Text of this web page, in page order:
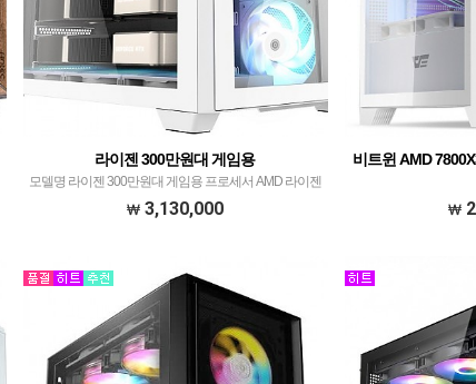
라이젠 300만원대 게임용
모델명 라이젠 300만원대 게임용 프로세서 AMD 라이젠
R7 7800X3D WITH 발키리 A360 ARGB H화이트​​ 메모리
3,130,000
비트윈 AMD
모델명 비트윈 AMD